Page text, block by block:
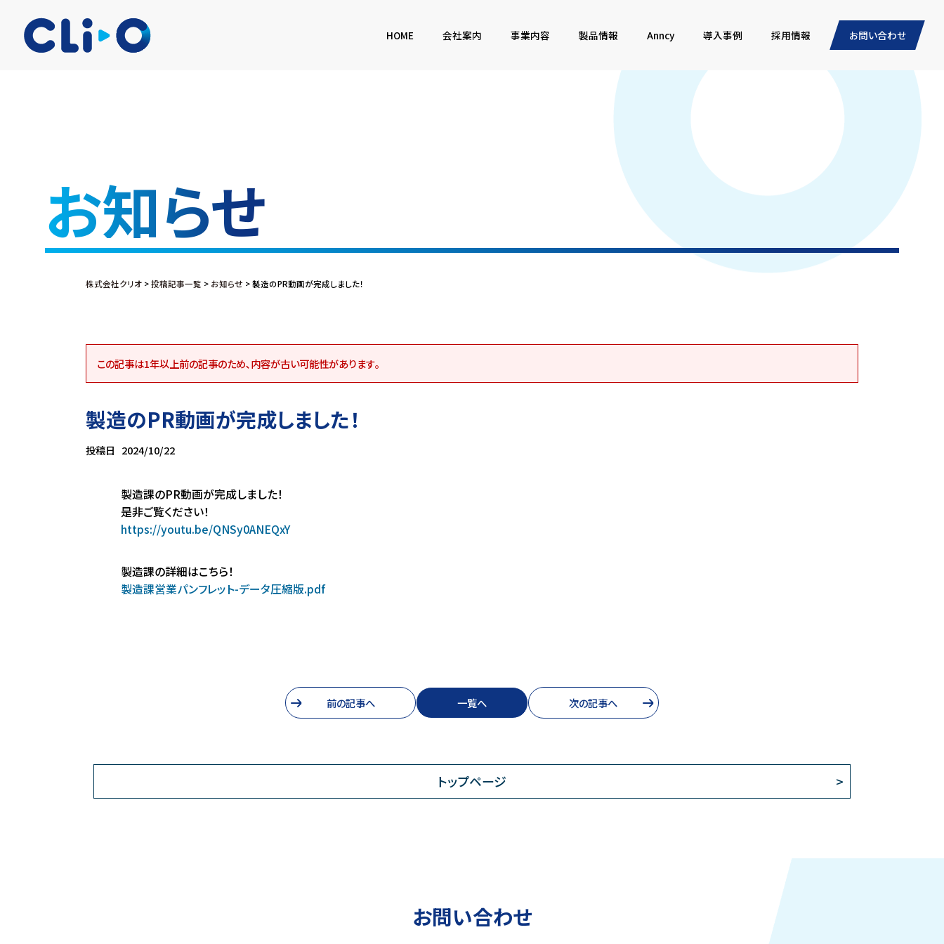
HOME 会社案内 事業内容 製品情報 Anncy 導入事例 採用情報 お問い合わせ
お知らせ
株式会社クリオ >投稿記事一覧 > お知らせ >製造のPR動画が完成しました！
この記事は1年以上前の記事のため､内容が古い可能性があります｡
製造のPR動画が完成しました！
投稿日 2024/10/22
製造課のPR動画が完成しました！
是非ご覧ください！
https://youtu.be/QNSy0ANEQxY
製造課の詳細はこちら！
製造課営業パンフレット-データ圧縮版.pdf
前の記事へ 一覧へ 次の記事へ
トップページ
お問い合わせ